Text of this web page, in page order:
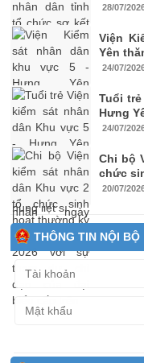
28/07/
Viện
Yên
24/07/
Tuổi
Hưng
24/07/
Chi bộ
chức
20/07/
THÔNG TIN NỘI BỘ